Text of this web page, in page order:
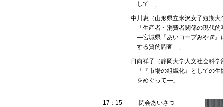
して―」
中川恵（山形県立米沢女子短期大
「生産者・消費者関係の現代
―宮城県『あいコープみやぎ』
する質的調査―」
日向祥子（静岡大学人文社会科学
「『市場の組織化』としての
をめぐって―」
17：15 閉会あいさつ